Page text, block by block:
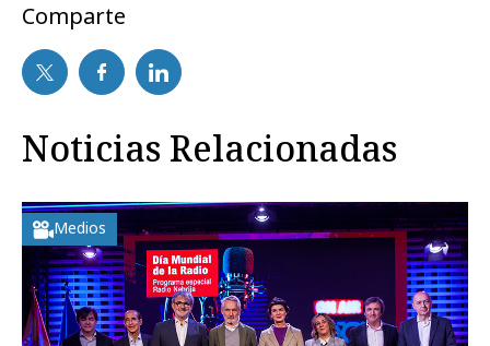
Comparte
Noticias Relacionadas
Medios